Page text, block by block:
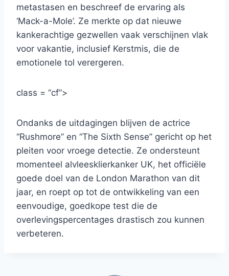
metastasen en beschreef de ervaring als
‘Mack-a-Mole’. Ze merkte op dat nieuwe
kankerachtige gezwellen vaak verschijnen vlak
voor vakantie, inclusief Kerstmis, die de
emotionele tol verergeren.
class = “cf”>
Ondanks de uitdagingen blijven de actrice
“Rushmore” en “The Sixth Sense” gericht op het
pleiten voor vroege detectie. Ze ondersteunt
momenteel alvleesklierkanker UK, het officiële
goede doel van de London Marathon van dit
jaar, en roept op tot de ontwikkeling van een
eenvoudige, goedkope test die de
overlevingspercentages drastisch zou kunnen
verbeteren.